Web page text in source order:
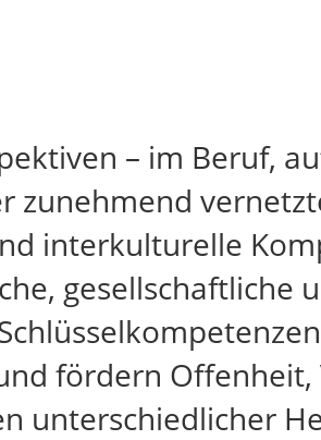
– im Beruf,
zunehmend
interkulturelle
gesellschaftliche
fördern
unterschiedlicher